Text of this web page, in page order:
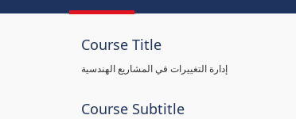
Course Title
إدارة التغييرات في المشاريع الهندسية
Course Subtitle